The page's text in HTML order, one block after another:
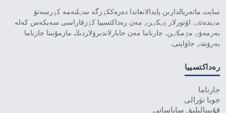
سايت ماتەريالدارىن پايدالانعاندا دەرەككٶزگە سٸلتەمە كٶرسەتۋ
مٸندەتتٸ. اۆتورلار پٸكٸرٸ مەن رەداكتسييا كٶزقاراسى سەيكەس كەلە
بەرمەۋٸ مٷمكٸن. جارناما مەن حابارلاندىرۋلاردىڭ مازمۇنىنا جارناما
بەرۋشٸ جاۋاپتى.
رەداكتسييا
جارناما
جوبا تۋرالى
قۇپييالىلىق ساياساتى